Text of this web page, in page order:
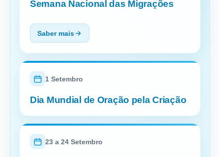
Semana Nacional das Migrações
Saber mais
1 Setembro
Dia Mundial de Oração pela Criação
23 a 24 Setembro